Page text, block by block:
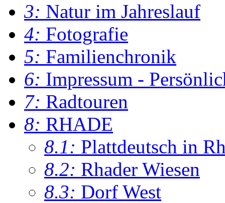
3: Natur im Jahreslauf
4: Fotografie
5: Familienchronik
6: Impressum -
7: Radtouren
8: RHADE
8.1: Plattdeutsch in
8.2: Rhader Wiesen
8.3: Dorf West